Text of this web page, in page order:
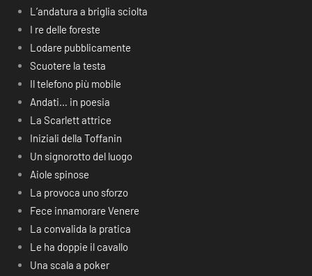
L’andatura a briglia sciolta
I re delle foreste
Lodare pubblicamente
Scuotere la testa
Il telefono più mobile
Andati… in poesia
La Scarlett attrice
Iniziali della Toffanin
Un signorotto del luogo
Aiole spinose
La provoca uno sforzo
Fece innamorare Venere
La convalida la pratica
Le ha doppie il cavallo
Una scala a poker